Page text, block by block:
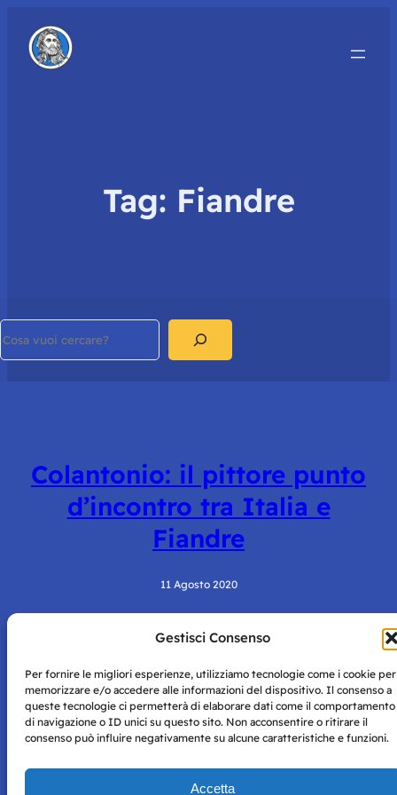
Gestisci Consenso
Per fornire le migliori esperienze, utilizziamo tecnologie come i cookie per
memorizzare e/o accedere alle informazioni del dispositivo. Il consenso a
queste tecnologie ci permetterà di elaborare dati come il comportamento
di navigazione o ID unici su questo sito. Non acconsentire o ritirare il
consenso può influire negativamente su alcune caratteristiche e funzioni.
Accetta
Tag: Fiandre
Colantonio: il pittore punto
d’incontro tra Italia e
Fiandre
11 Agosto 2020
Napoli con autorizzazione numero 38 del 25/9/2019.
Tutte le immagini e i contenuti su questo sito sono forniti